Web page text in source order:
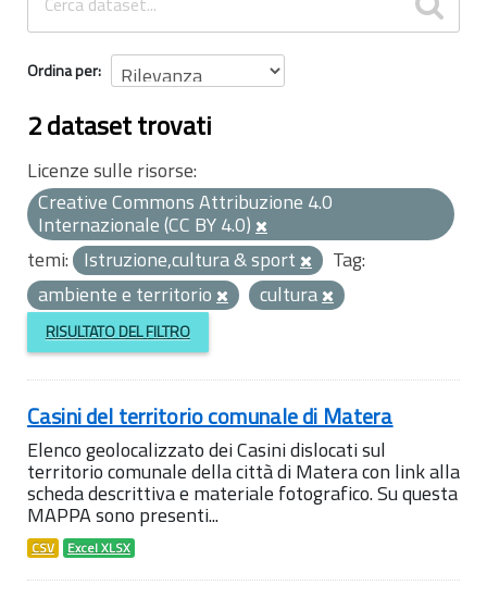
Ordina per
2 dataset trovati
Licenze sulle risorse:
Creative Commons Attribuzione 4.0
Internazionale (CC BY 4.0)
temi: Istruzione,cultura & sport
Tag:
ambiente e territorio
cultura
RISULTATO DEL FILTRO
Casini del territorio comunale di Matera
Elenco geolocalizzato dei Casini dislocati sul
territorio comunale della città di Matera con link alla
scheda descrittiva e materiale fotografico. Su questa
MAPPA sono presenti...
CSV Excel XLSX